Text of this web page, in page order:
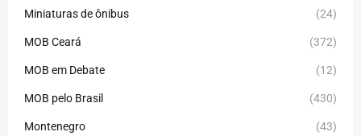
Miniaturas de ônibus (24)
MOB Ceará (372)
MOB em Debate (12)
MOB pelo Brasil (430)
Montenegro (43)